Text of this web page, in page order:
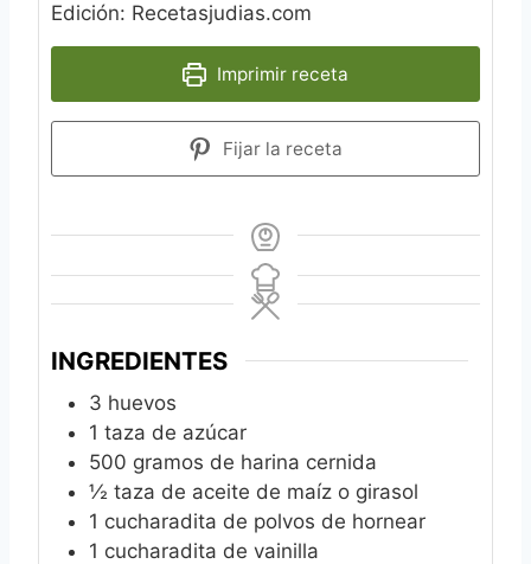
Edición: Recetasjudias.com
Imprimir receta
Fijar la receta
INGREDIENTES
3 huevos
1 taza de azúcar
500 gramos de harina cernida
½ taza de aceite de maíz o girasol
1 cucharadita de polvos de hornear
1 cucharadita de vainilla